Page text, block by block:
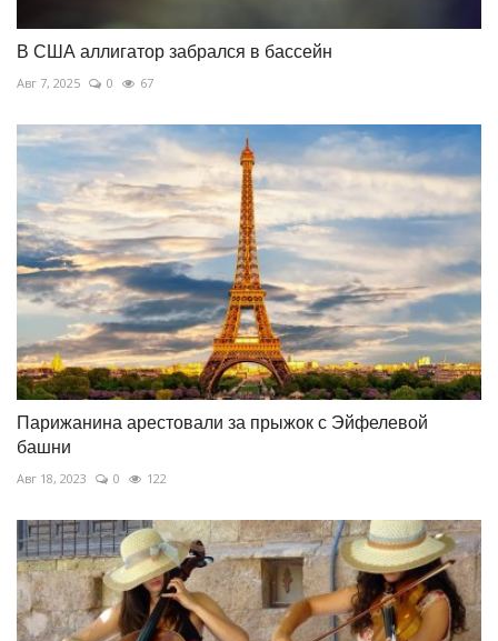
В США аллигатор забрался в бассейн
Авг 7, 2025 0 67
Парижанина арестовали за прыжок с Эйфелевой
башни
Авг 18, 2023 0 122